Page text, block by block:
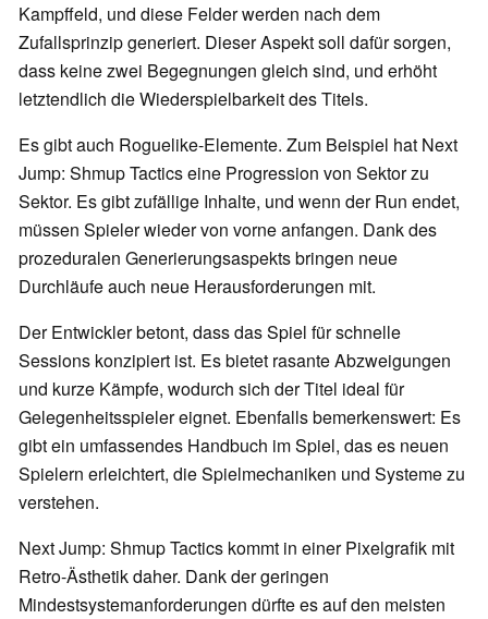
Kampffeld, und diese Felder werden nach dem
Zufallsprinzip generiert. Dieser Aspekt soll dafür sorgen,
dass keine zwei Begegnungen gleich sind, und erhöht
letztendlich die Wiederspielbarkeit des Titels.
Es gibt auch Roguelike-Elemente. Zum Beispiel hat Next
Jump: Shmup Tactics eine Progression von Sektor zu
Sektor. Es gibt zufällige Inhalte, und wenn der Run endet,
müssen Spieler wieder von vorne anfangen. Dank des
prozeduralen Generierungsaspekts bringen neue
Durchläufe auch neue Herausforderungen mit.
Der Entwickler betont, dass das Spiel für schnelle
Sessions konzipiert ist. Es bietet rasante Abzweigungen
und kurze Kämpfe, wodurch sich der Titel ideal für
Gelegenheitsspieler eignet. Ebenfalls bemerkenswert: Es
gibt ein umfassendes Handbuch im Spiel, das es neuen
Spielern erleichtert, die Spielmechaniken und Systeme zu
verstehen.
Next Jump: Shmup Tactics kommt in einer Pixelgrafik mit
Retro-Ästhetik daher. Dank der geringen
Mindestsystemanforderungen dürfte es auf den meisten